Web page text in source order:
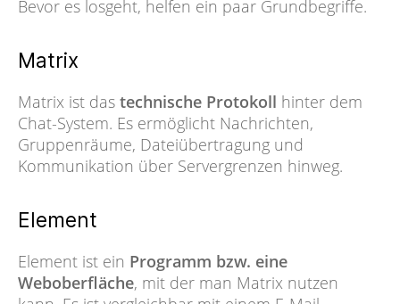
Bevor es losgeht, helfen ein paar Grundbegriffe.
Matrix
Matrix ist das technische Protokoll hinter dem
Chat-System. Es ermöglicht Nachrichten,
Gruppenräume, Dateiübertragung und
Kommunikation über Servergrenzen hinweg.
Element
Element ist ein Programm bzw. eine
Weboberfläche, mit der man Matrix nutzen